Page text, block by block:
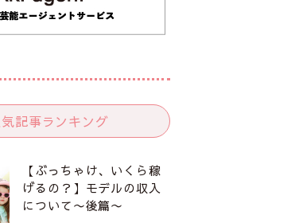
気記事ランキング
【ぶっちゃけ、いくら稼
げるの？】モデルの収入
について〜後篇〜